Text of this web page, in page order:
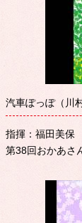
汽車ぽっぽ（川
指揮：福田美保
第38回おかあさ